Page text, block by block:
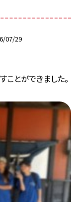
07/29
とができました。